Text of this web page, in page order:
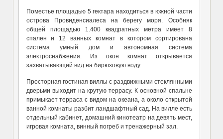
Поместье площадью 5 гектара находиться в южной части
острова
Провиденсиалеса на берегу моря. Особняк
общей площадью 1.400 квадратных метра имеет 8
спален и 12 ванных комнат в котором сортирована
система умный дом и автономная система
электроснабжения. Из окон комнат открывается
захватывающий вид на бирюзовую воду.
Просторная гостиная виллы с раздвижными стеклянными
дверьми выходит на крутую террасу. К основной спальне
примыкает терраса с видом на океана, а около открытой
ванной комнаты разбит ландшафтный сад. На вилле есть
отдельный кабинет, домашний кинотеатр на девять мест,
игровая комната, винный погреб и тренажерный зал.